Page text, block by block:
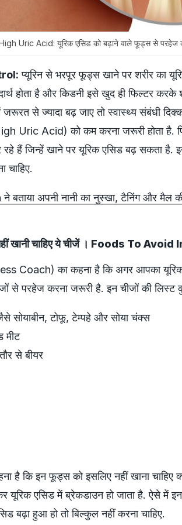
Uric Acid: यूरिक एसिड को बढ़ाने वाले फूड्स से परहेज
प्यूरिन से भरपूर फूड्स खाने पर शरीर का
होता है और किडनी इसे खुद ही फिल्टर
जरूरत से ज्यादा बढ़ जाए तो स्वास्थ्य संबंधी
Uric Acid) को कम करना जरूरी होता है.
हैं जिन्हें खाने पर यूरिक एसिड बढ़ सकता है.
चाहिए.
बताया अपनी नानी का नुस्खा, टैनिंग और मैल
नहीं खानी चाहिए ये चीजें । Foods To
Coach) का कहना है कि अगर आपका
से परहेज करना जरूरी है. इन चीजों की
सोयाबीन, टोफू, टेम्पहे और सोया चंक्स
मीट
से बीयर
है कि इन फूड्स को इसलिए नहीं खाना चाहिए
यूरिक एसिड में ब्रेकडाउन हो जाता है. ऐसे में
बढ़ा हुआ हो तो बिल्कुल नहीं करना चाहिए.